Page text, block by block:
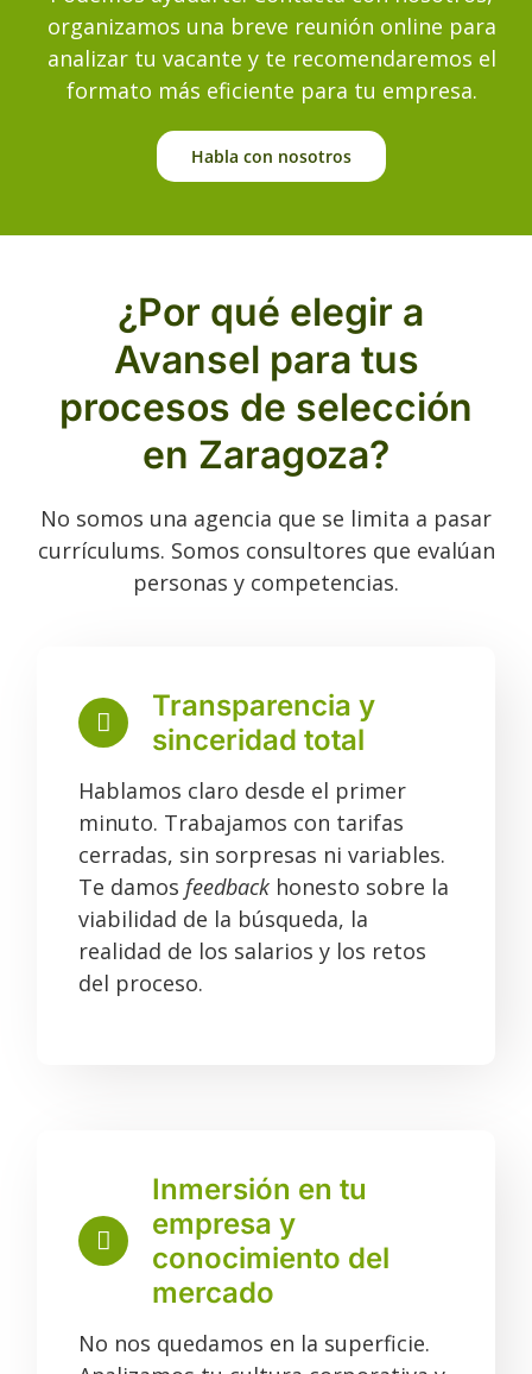
organizamos una breve reunión online para
analizar tu vacante y te recomendaremos el
formato más eficiente para tu empresa.
Habla con nosotros
¿Por qué elegir a
Avansel para tus
procesos de selección
en Zaragoza?
No somos una agencia que se limita a pasar
currículums. Somos consultores que evalúan
personas y competencias.
Transparencia y
sinceridad total
Hablamos claro desde el primer
minuto. Trabajamos con tarifas
cerradas, sin sorpresas ni variables.
Te damosfeedback honesto sobre la
viabilidad de la búsqueda, la
realidad de los salarios y los retos
del proceso.
Inmersión en tu
empresa y
conocimiento del
mercado
No nos quedamos en la superficie.